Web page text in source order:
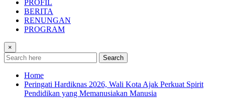
PROFIL
BERITA
RENUNGAN
PROGRAM
×
Search
Home
Peringati Hardiknas 2026, Wali Kota Ajak Perkuat Spirit
Pendidikan yang Memanusiakan Manusia